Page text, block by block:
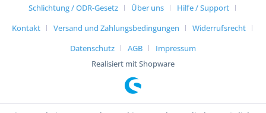
Schlichtung / ODR-Gesetz
Über uns
Hilfe / Support
Kontakt
Versand und Zahlungsbedingungen
Widerrufsrecht
Datenschutz
AGB
Impressum
Realisiert mit Shopware